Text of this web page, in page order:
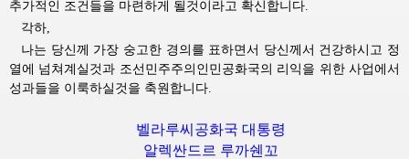
추가적인 조건들을 마련하게 될것이라고 확신합니다.
각하,
나는 당신께 가장 숭고한 경의를 표하면서 당신께서 건강하시고 정
열에 넘쳐계실것과 조선민주주의인민공화국의 리익을 위한 사업에서
성과들을 이룩하실것을 축원합니다.
벨라루씨공화국 대통령
알렉싼드르 루까쉔꼬